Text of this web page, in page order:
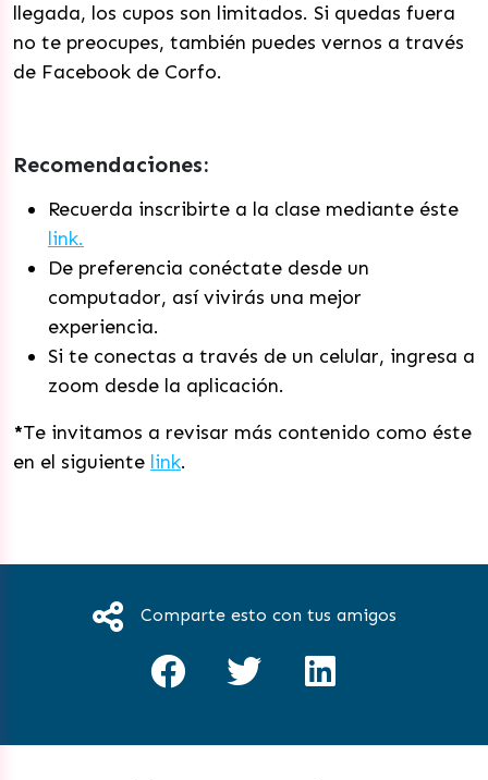
llegada, los cupos son limitados. Si quedas fuera
no te preocupes, también puedes vernos a través
de Facebook de Corfo.
Recomendaciones:
Recuerda inscribirte a la clase mediante éste
link.
De preferencia conéctate desde un
computador, así vivirás una mejor
experiencia.
Si te conectas a través de un celular, ingresa a
zoom desde la aplicación.
*Te invitamos a revisar más contenido como éste
en el siguiente link.
Comparte esto con tus amigos